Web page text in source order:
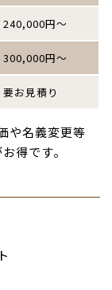
240,000円～
300,000円～
要お見積り
や名義変更等
得です。